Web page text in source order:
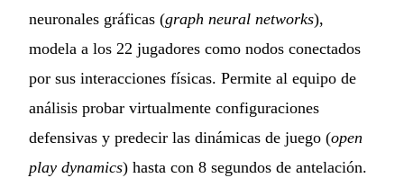
neuronales gráficas (graph neural networks),
modela a los 22 jugadores como nodos conectados
por sus interacciones físicas. Permite al equipo de
análisis probar virtualmente configuraciones
defensivas y predecir las dinámicas de juego (open
play dynamics) hasta con 8 segundos de antelación.